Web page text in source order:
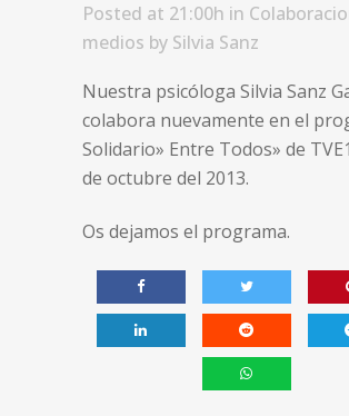
Posted at 21:00h in
medios by Silvia Sanz
Nuestra psicóloga Silvia Sanz
colabora nuevamente en el
Solidario» Entre Todos» de
de octubre del 2013.
Os dejamos el programa.